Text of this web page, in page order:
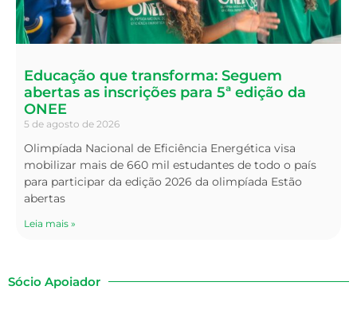
Educação que transforma: Seguem
abertas as inscrições para 5ª edição da
ONEE
5 de agosto de 2026
Olimpíada Nacional de Eficiência Energética visa
mobilizar mais de 660 mil estudantes de todo o país
para participar da edição 2026 da olimpíada Estão
abertas
Leia mais »
Sócio Apoiador